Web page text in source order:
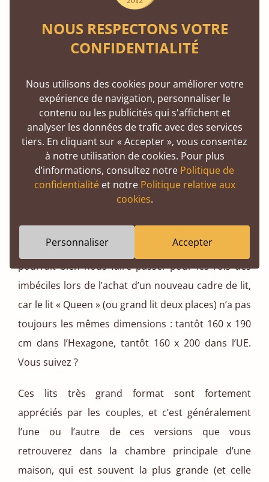
Quelle est la différence entre un lit King
Ces termes en anglais désignent de grands lits
doubles. Entre Queen et King, il est facile de s’y
perdre. Pour vous aider, pensez à un jeu de cartes :
le roi l’emporte généralement sur la reine. Le lit «
King Size » (lit très grand format) est donc le plus
imposant des deux. Pas de panique, ce modèle a la
françaises : 180 cm de large sur 200 cm de long.
Mais toute cette terminologie monarchique
pourrait bien nous faire passer pour les rois des
imbéciles lors de l’achat d’un nouveau cadre de lit,
car le lit « Queen » (ou grand lit deux places) n’a pas
toujours les mêmes dimensions : tantôt 160 x 190
cm dans l’Hexagone, tantôt 160 x 200 dans l’UE.
Vous suivez ?
Ces lits très grand format sont fortement
appréciés par les couples, et c’est généralement
l’une ou l’autre de ces versions que vous
retrouverez dans la chambre principale d’une
maison, qui est souvent la plus grande (et celle
NOUS RESPECTONS VOTRE
CONFIDENTIALITÉ
Nous utilisons des cookies pour améliorer votre
expérience de navigation, personnaliser le
contenu ou les publicités qui s'affichent et
analyser les données de trafic avec des services
tiers. En cliquant sur « Accepter », vous consentez
à notre utilisation de cookies. Pour plus
d’informations, consultez notre Politique de
confidentialitéet notre Politique relative aux
cookies.
Personnaliser Accepter